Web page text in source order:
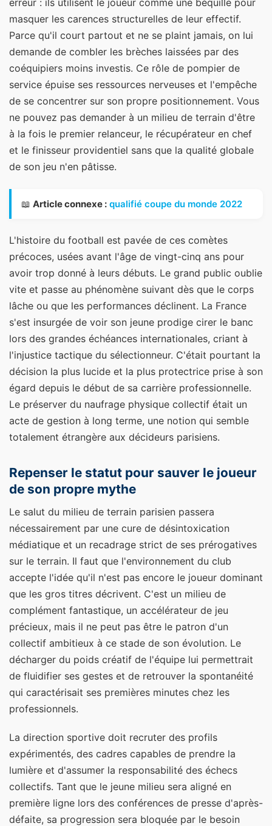
erreur : ils utilisent le joueur comme une béquille pour
masquer les carences structurelles de leur effectif.
Parce qu'il court partout et ne se plaint jamais, on lui
demande de combler les brèches laissées par des
coéquipiers moins investis. Ce rôle de pompier de
service épuise ses ressources nerveuses et l'empêche
de se concentrer sur son propre positionnement. Vous
ne pouvez pas demander à un milieu de terrain d'être
à la fois le premier relanceur, le récupérateur en chef
et le finisseur providentiel sans que la qualité globale
de son jeu n'en pâtisse.
📖 Article connexe : qualifié coupe du monde 2022
L'histoire du football est pavée de ces comètes
précoces, usées avant l'âge de vingt-cinq ans pour
avoir trop donné à leurs débuts. Le grand public oublie
vite et passe au phénomène suivant dès que le corps
lâche ou que les performances déclinent. La France
s'est insurgée de voir son jeune prodige cirer le banc
lors des grandes échéances internationales, criant à
l'injustice tactique du sélectionneur. C'était pourtant la
décision la plus lucide et la plus protectrice prise à son
égard depuis le début de sa carrière professionnelle.
Le préserver du naufrage physique collectif était un
acte de gestion à long terme, une notion qui semble
totalement étrangère aux décideurs parisiens.
Repenser le statut pour sauver le joueur
de son propre mythe
Le salut du milieu de terrain parisien passera
nécessairement par une cure de désintoxication
médiatique et un recadrage strict de ses prérogatives
sur le terrain. Il faut que l'environnement du club
accepte l'idée qu'il n'est pas encore le joueur dominant
que les gros titres décrivent. C'est un milieu de
complément fantastique, un accélérateur de jeu
précieux, mais il ne peut pas être le patron d'un
collectif ambitieux à ce stade de son évolution. Le
décharger du poids créatif de l'équipe lui permettrait
de fluidifier ses gestes et de retrouver la spontanéité
qui caractérisait ses premières minutes chez les
professionnels.
La direction sportive doit recruter des profils
expérimentés, des cadres capables de prendre la
lumière et d'assumer la responsabilité des échecs
collectifs. Tant que le jeune milieu sera aligné en
première ligne lors des conférences de presse d'après-
défaite, sa progression sera bloquée par le besoin